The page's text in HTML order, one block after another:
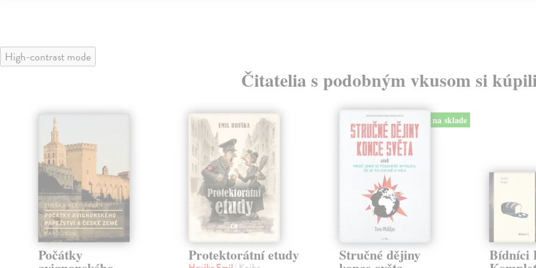
High-contrast mode
Čitatelia s podobným vkusom si
Počátky Protektorátní etudy
na sklade
Stručné dějiny Bídníci